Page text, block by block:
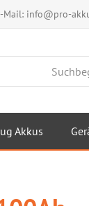
Mail: info@pro-
Akkus